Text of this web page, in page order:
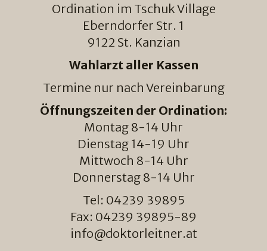
Ordination im Tschuk Village
Eberndorfer Str. 1
9122 St. Kanzian
Wahlarzt aller Kassen
Termine nur nach Vereinbarung
Öffnungszeiten der Ordination:
Montag 8-14 Uhr
Dienstag 14-19 Uhr
Mittwoch 8-14 Uhr
Donnerstag 8-14 Uhr
Tel: 04239 39895
Fax: 04239 39895-89
info@doktorleitner.at